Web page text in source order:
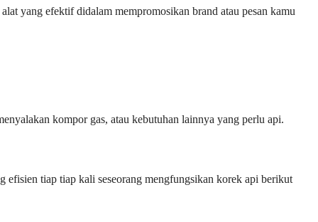
yang efektif didalam mempromosikan brand atau pesan kamu
kompor gas, atau kebutuhan lainnya yang perlu api.
efisien tiap tiap kali seseorang mengfungsikan korek api berikut